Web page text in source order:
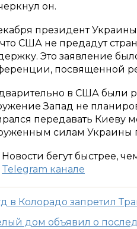
он.
президент
США не предадут
Это заявление
посвященной
в США были
Запад не
передавать Киеву
силам Украины
Новости бегут быстрее,
Telegram канале
в Колорадо запретил
дом объявил о